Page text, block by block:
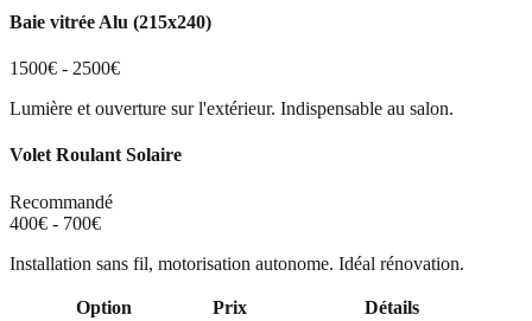
Baie vitrée Alu (215x240)
1500€ - 2500€
Lumière et ouverture sur l'extérieur. Indispensable au salon.
Volet Roulant Solaire
Recommandé
400€ - 700€
Installation sans fil, motorisation autonome. Idéal rénovation.
Option Prix
Détails